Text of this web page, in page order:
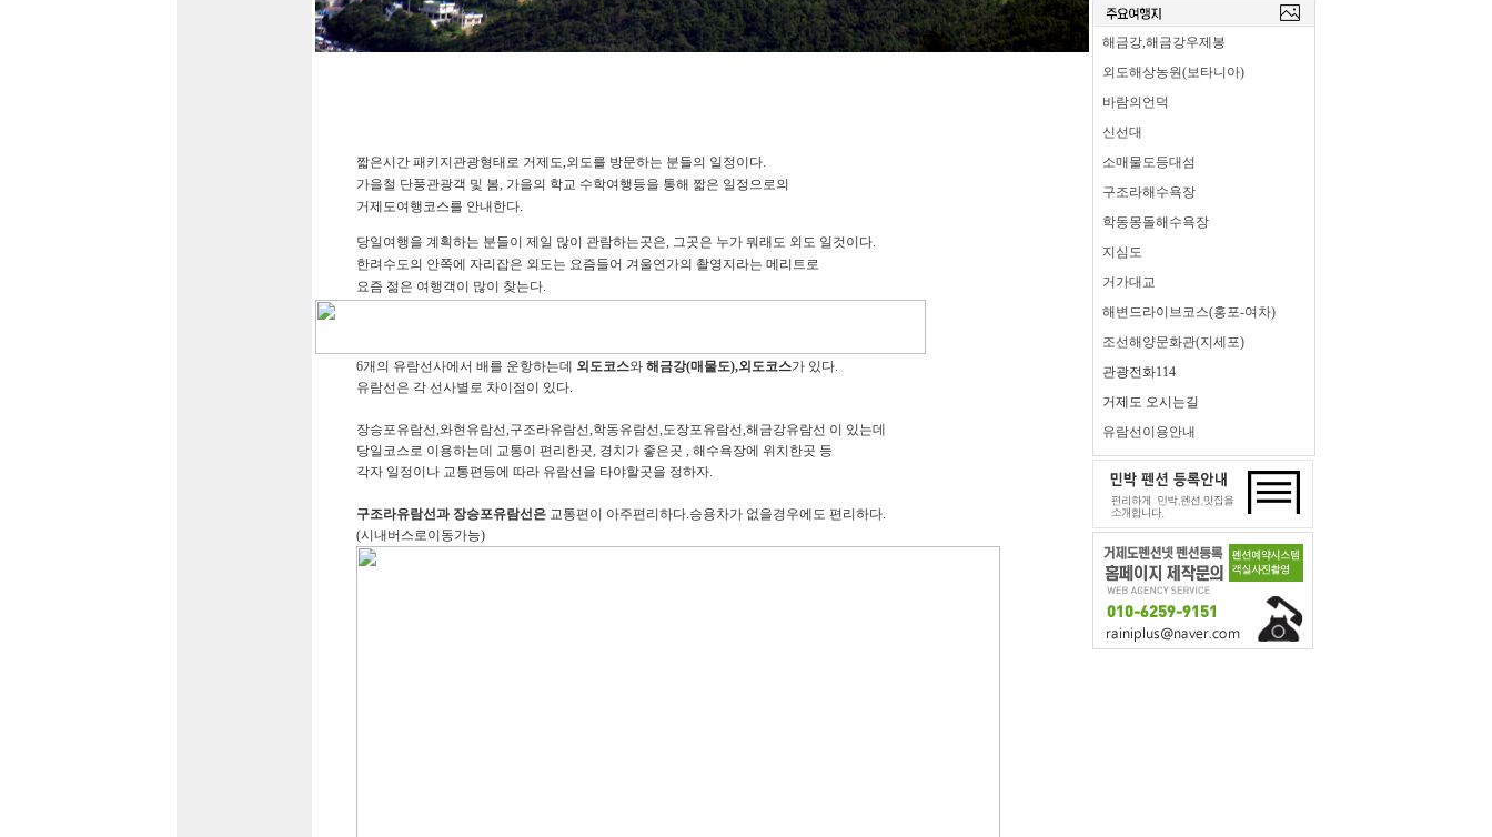
짧은시간 패키지관광형태로 거제도,외도를 방문하는 분들의 일정이다.
가을철 단풍관광객 및 봄, 가을의 학교 수학여행등을 통해 짧은 일정으로의
거제도여행코스를 안내한다.
당일여행을 계획하는 분들이 제일 많이 관람하는곳은, 그곳은 누가 뭐래도 외도 일것이다.
한려수도의 안쪽에 자리잡은 외도는 요즘들어 겨울연가의 촬영지라는 메리트로
요즘 젊은 여행객이 많이 찾는다.
6개의 유람선사에서 배를 운항하는데 외도코스와 해금강(매물도),외도코스가 있다.
유람선은 각 선사별로 차이점이 있다.
장승포유람선,와현유람선,구조라유람선,학동유람선,도장포유람선,해금강유람선 이 있는데
당일코스로 이용하는데 교통이 편리한곳, 경치가 좋은곳 , 해수욕장에 위치한곳 등
각자 일정이나 교통편등에 따라 유람선을 타야할곳을 정하자.
구조라유람선과 장승포유람선은 교통편이 아주편리하다.승용차가 없을경우에도 편리하다.
(시내버스로이동가능)
해금강,해금강우제봉
외도해상농원(보타니아)
바람의언덕
신선대
소매물도등대섬
구조라해수욕장
학동몽돌해수욕장
지심도
거가대교
해변드라이브코스(홍포-여차)
조선해양문화관(지세포)
관광전화114
거제도 오시는길
유람선이용안내